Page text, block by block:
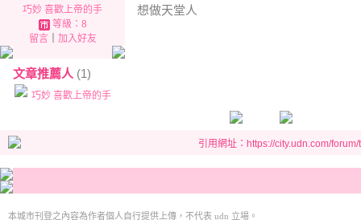
巧妙 喜歡上帝的手
等級：8
留言｜ 加入好友
文章推薦人 (1)
巧妙 喜歡上帝的手
想做天堂人
引用網址：https://city.udn.com/
本城市刊登之內容為作者個人自行提供上傳，不代表 udn 立場。